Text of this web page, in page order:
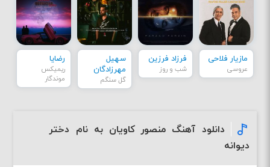
مازیار فلاحی
عروسی
فرزاد فرزین
شب و روز
سهیل
مهرزادگان
گل سنگم
رضایا
ریمیکس
موندگار
دانلود آهنگ منصور کاویان به نام دختر
دیوانه